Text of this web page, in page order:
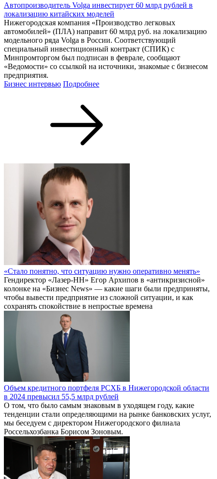
Автопроизводитель Volga инвестирует 60 млрд рублей в
локализацию китайских моделей
Нижегородская компания «Производство легковых
автомобилей» (ПЛА) направит 60 млрд руб. на локализацию
модельного ряда Volga в России. Соответствующий
специальный инвестиционный контракт (СПИК) с
Минпромторгом был подписан в феврале, сообщают
«Ведомости» со ссылкой на источники, знакомые с бизнесом
предприятия.
Бизнес интервью Подробнее
«Стало понятно, что ситуацию нужно оперативно менять»
Гендиректор «Лазер-НН» Егор Архипов в «антикризисной»
колонке на «Бизнес News» — какие шаги были предприняты,
чтобы вывести предприятие из сложной ситуации, и как
сохранять спокойствие в непростые времена
Объем кредитного портфеля РСХБ в Нижегородской области
в 2024 превысил 55,5 млрд рублей
О том, что было самым знаковым в уходящем году, какие
тенденции стали определяющими на рынке банковских услуг,
мы беседуем с директором Нижегородского филиала
Россельхозбанка Борисом Зоновым.